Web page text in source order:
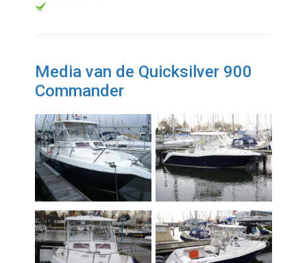
Media van de Quicksilver 900
Commander